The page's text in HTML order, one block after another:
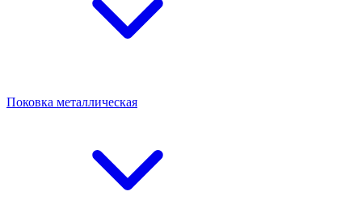
Поковка металлическая